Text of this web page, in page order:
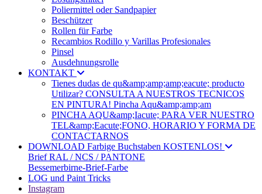
Poliermittel oder Sandpapier
Beschützer
Rollen für Farbe
Recambios Rodillo y Varillas Profesionales
Pinsel
Ausdehnungsrolle
KONTAKT
Tienes dudas de qu&amp;amp;amp;eacute; producto
Utilizar? CONSULTA A NUESTROS TECNICOS
EN PINTURA! Pincha Aqu&amp;amp;am
PINCHA AQU&amp;Iacute; PARA VER NUESTRO
TEL&amp;Eacute;FONO, HORARIO Y FORMA DE
CONTACTARNOS
DOWNLOAD Farbige Buchstaben KOSTENLOS!
Brief RAL / NCS / PANTONE
Bessemerbirne-Brief-Farbe
LOG und Paint Tricks
Instagram